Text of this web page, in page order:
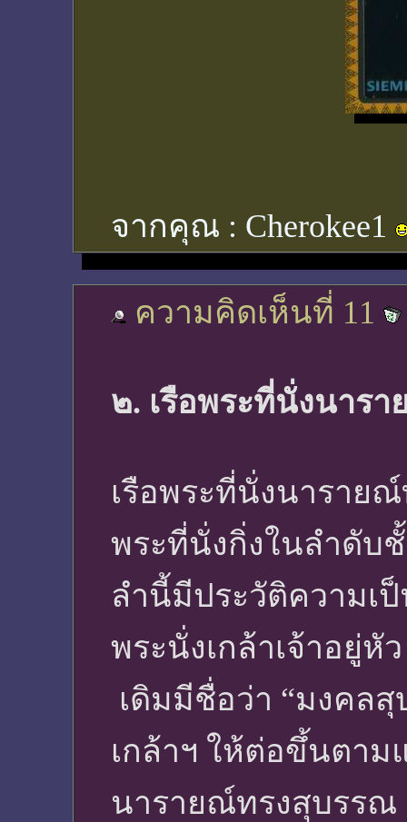
จากคุณ : Cherokee1
ความคิดเห็นที่ 11
๒. เรือพระที่นั่งนาร
เรือพระที่นั่งนาราย
พระที่นั่งกิ่งในลำดับชั้
ลำนี้มีประวัติความเ
พระนั่งเกล้าเจ้าอยู่
เดิมมีชื่อว่า “มงคล
เกล้าฯ ให้ต่อขึ้นตาม
นารายณ์ทรงสุบรร